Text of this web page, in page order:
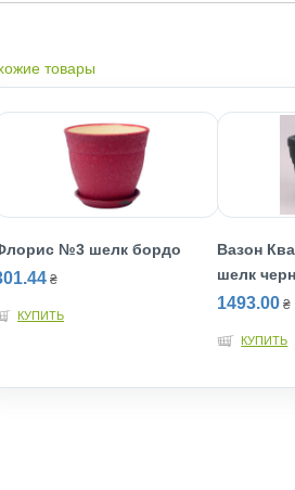
товары
№3 шелк бордо
₴
КУПИТЬ
Вазон
шелк
1493.00 ₴
КУПИТЬ